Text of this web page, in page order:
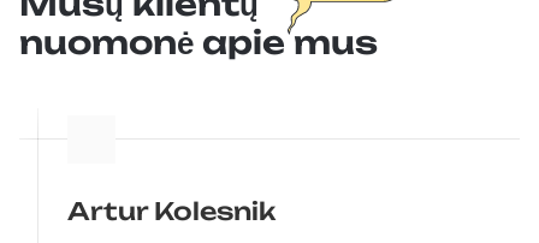
nuomonė apie mus
Artur Kolesnik